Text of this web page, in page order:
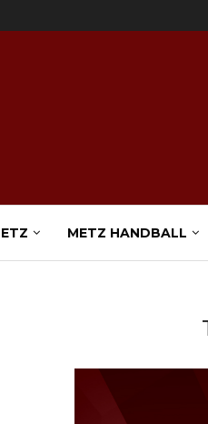
METZ HANDBALL